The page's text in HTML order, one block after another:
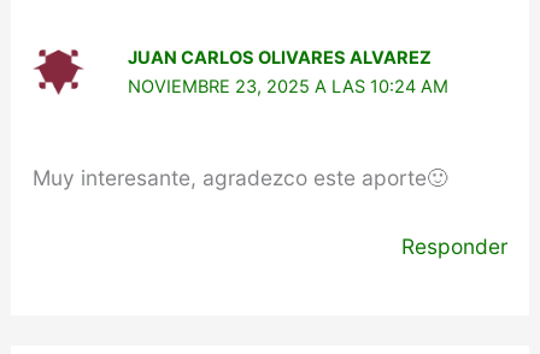
JUAN CARLOS OLIVARES ALVAREZ
NOVIEMBRE 23, 2025 A LAS 10:24 AM
Muy interesante, agradezco este aporte🙂
Responder